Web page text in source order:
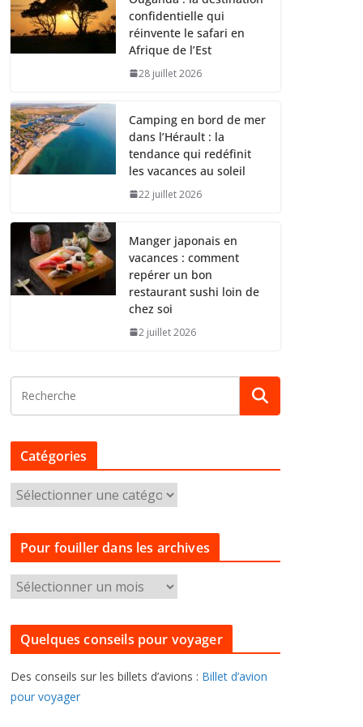
confidentielle qui
réinvente le safari en
Afrique de l’Est
28 juillet 2026
Camping en bord de mer
dans l’Hérault : la
tendance qui redéfinit
les vacances au soleil
22 juillet 2026
Manger japonais en
vacances : comment
repérer un bon
restaurant sushi loin de
chez soi
2 juillet 2026
Catégories
a
t
g
e
s
Pour fouiller dans les archives
o
u
o
u
Quelques conseils pour voyager
Des conseils sur les billets d’avions : Billet d’avion
pour voyager